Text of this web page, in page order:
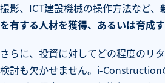
撮影、ICT建設機械の操作方法など、
を有する人材を獲得、あるいは育成
さらに、投資に対してどの程度のリ
検討も欠かせません。i-Construction